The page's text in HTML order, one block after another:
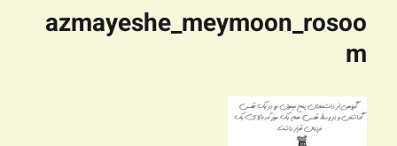
azmayeshe_meymoon_rosoo
m